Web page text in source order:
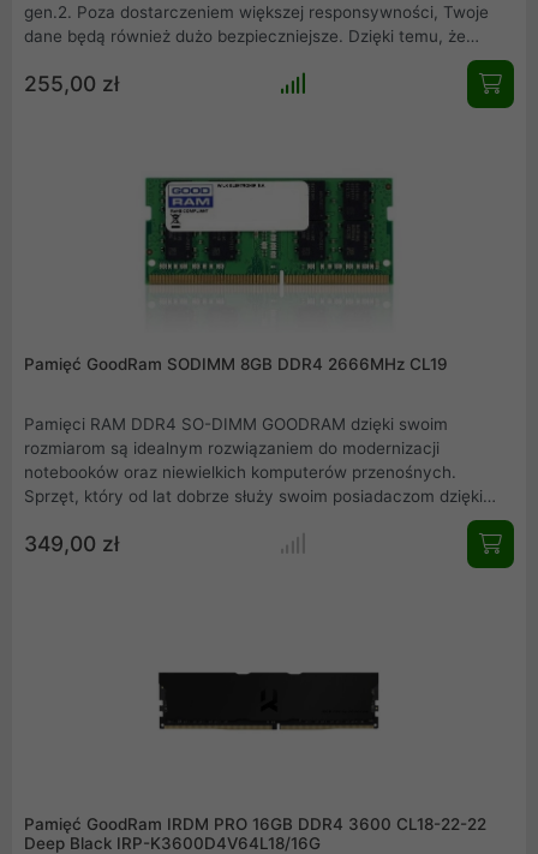
gen.2. Poza dostarczeniem większej responsywności, Twoje
dane będą również dużo bezpieczniejsze. Dzięki temu, że
zdecydowanie wytrzymalszy na wstrząsy i uderzenia niż dysk
255,00 zł
Pamięć GoodRam SODIMM 8GB DDR4 2666MHz CL19
Pamięci RAM DDR4 SO-DIMM GOODRAM dzięki swoim
rozmiarom są idealnym rozwiązaniem do modernizacji
notebooków oraz niewielkich komputerów przenośnych.
Sprzęt, który od lat dobrze służy swoim posiadaczom dzięki
rozszerzeniu o nowe pamięci SO-DIMM marki GOODRAM zyska
zupełnie nowe możliwości. Całkowita pojemność to 8 GB.
349,00 zł
Pamięć GoodRam IRDM PRO 16GB DDR4 3600 CL18-22-22
Deep Black IRP-K3600D4V64L18/16G